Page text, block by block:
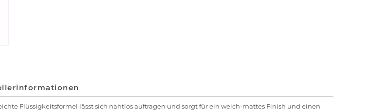
Flüssigkeitsformel lässt sich nahtlos auftragen und sorgt für ein weich-mattes Finish und einen